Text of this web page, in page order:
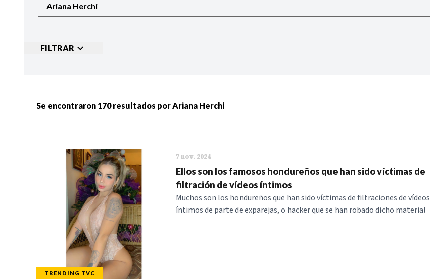
FILTRAR
Categorias: NOTICIAS SERIES
Se encontraron 170 resultados porAriana Herchi
TRENDING TVC
7 nov. 2024
Ellos son los famosos hondureños que han sido víctimas de
filtración de vídeos íntimos
Muchos son los hondureños que han sido víctimas de filtraciones de vídeos
íntimos de parte de exparejas, o hacker que se han robado dicho material